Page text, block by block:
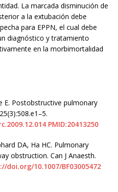
La marcada disminución de
a la extubación debe
para EPPN, el cual debe
diagnóstico y tratamiento
en la morbimortalidad
E. Postobstructive pulmonary
PMID:20413250
DA, Ha HC. Pulmonary
obstruction. Can J Anaesth.
doi.org/10.1007/BF03005472